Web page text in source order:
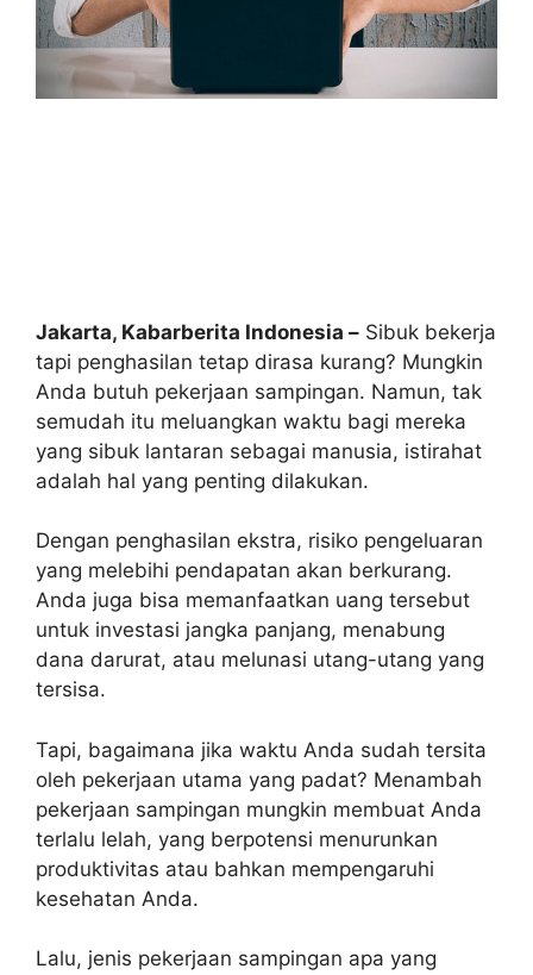
Jakarta, Kabarberita Indonesia – Sibuk bekerja
tapi penghasilan tetap dirasa kurang? Mungkin
Anda butuh pekerjaan sampingan. Namun, tak
semudah itu meluangkan waktu bagi mereka
yang sibuk lantaran sebagai manusia, istirahat
adalah hal yang penting dilakukan.
Dengan penghasilan ekstra, risiko pengeluaran
yang melebihi pendapatan akan berkurang.
Anda juga bisa memanfaatkan uang tersebut
untuk investasi jangka panjang, menabung
dana darurat, atau melunasi utang-utang yang
tersisa.
Tapi, bagaimana jika waktu Anda sudah tersita
oleh pekerjaan utama yang padat? Menambah
pekerjaan sampingan mungkin membuat Anda
terlalu lelah, yang berpotensi menurunkan
produktivitas atau bahkan mempengaruhi
kesehatan Anda.
Lalu, jenis pekerjaan sampingan apa yang